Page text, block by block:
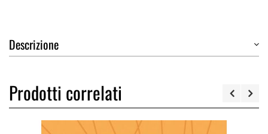
Descrizione
Prodotti correlati